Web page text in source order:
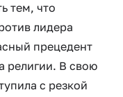
тем, что
лидера
прецедент
религии. В свою
с резкой